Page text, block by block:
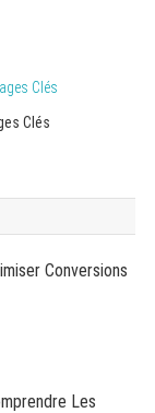
Clés
Conversions
Les